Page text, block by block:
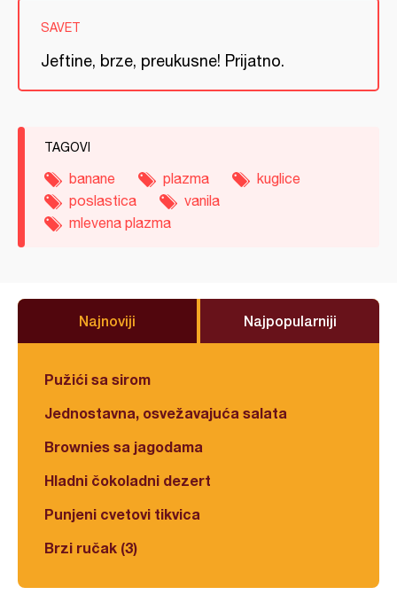
SAVET
Jeftine, brze, preukusne! Prijatno.
TAGOVI
banane plazma
kuglice
poslastica
vanila
mlevena plazma
Najnoviji Najpopularniji
Pužići sa sirom
Jednostavna, osvežavajuća salata
Brownies sa jagodama
Hladni čokoladni dezert
Punjeni cvetovi tikvica
Brzi ručak (3)